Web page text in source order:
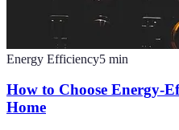
Energy Efficiency5 min
How to Choose Energy-
Home